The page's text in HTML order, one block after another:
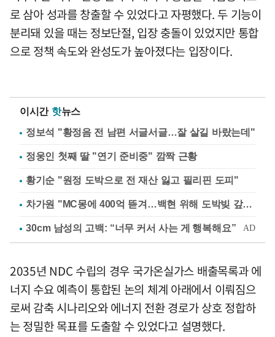
로 삼아 성과를 창출할 수 있었다고 자평했다. 두 기능이
분리돼 있을 때는 정보단절, 입장 충돌이 있었지만 통합
으로 정책 속도와 완성도가 높아졌다는 입장이다.
이시간 핫뉴스
정보석 "황정음 전 남편 서글서글…잘 살길 바랐는데"
정웅인 첫째 딸 "연기 준비중" 깜짝 근황
황기순 "원정 도박으로 전 재산 잃고 필리핀 도피"
차가원 "MC몽에 400억 뜯겨…백현 위해 도박빚 갚아줘"
2035년 NDC 수립의 경우 국가온실가스 배출목록과 에
너지 수요 예측이 통합된 논의 체계 아래에서 이뤄짐으
로써 감축 시나리오와 에너지 전환 경로가 상호 정합하
는 정밀한 목표를 도출할 수 있었다고 설명했다.